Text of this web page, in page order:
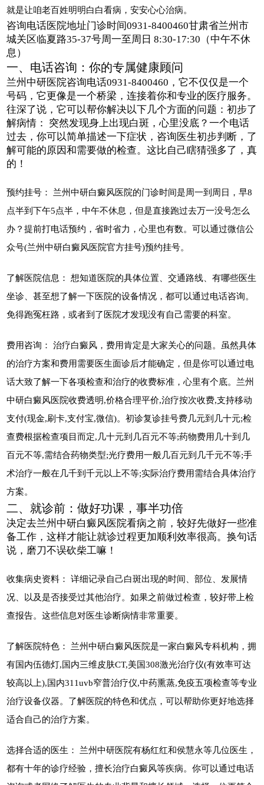
就是让咱老百姓明明白白看病，安安心心治病。
咨询电话医院地址门诊时间0931-8400460甘肃省兰州市
城关区临夏路35-37号周一至周日 8:30-17:30（中午不休
息）
一、电话咨询：你的专属健康顾问
兰州中研医院咨询电话0931-8400460，它不仅仅是一个
号码，它更像是一个桥梁，连接着你和专业的医疗服务。
往深了说，它可以帮你解决以下几个方面的问题：初步了
解病情： 突然发现身上出现白斑，心里没底？一个电话
过去，你可以简单描述一下症状，咨询医生初步判断，了
解可能的原因和需要做的检查。这比自己瞎猜强多了，真
的！
预约挂号： 兰州中研白癜风医院的门诊时间是周一到周日，早8
点半到下午5点半，中午不休息，但是直接跑过去万一没号怎么
办？提前打电话预约，省时省力，心里也有数。可以通过微信公
众号(兰州中研白癜风医院官方挂号)预约挂号。
了解医院信息： 想知道医院的具体位置、交通路线、有哪些医生
坐诊、甚至想了解一下医院的设备情况，都可以通过电话咨询。
免得跑冤枉路，或者到了医院才发现没有自己需要的科室。
费用咨询： 治疗白癜风，费用肯定是大家关心的问题。虽然具体
的治疗方案和费用需要医生面诊后才能确定，但是你可以通过电
话大致了解一下各项检查和治疗的收费标准，心里有个底。兰州
中研白癜风医院收费透明,价格合理平价,治疗按次收费,支持移动
支付(现金,刷卡,支付宝,微信)。初诊复诊挂号费几元到几十元;检
查费根据检查项目而定,几十元到几百元不等;药物费用几十到几
百元不等,需结合药物类型;光疗费用一般几百元到几千元不等;手
术治疗一般在几千到千元以上不等;实际治疗费用需结合具体治疗
方案。
二、就诊前：做好功课，事半功倍
决定去兰州中研白癜风医院看病之前，较好先做好一些准
备工作，这样才能让就诊过程更加顺利效率很高。换句话
说，磨刀不误砍柴工嘛！
收集病史资料： 详细记录自己白斑出现的时间、部位、发展情
况、以及是否接受过其他治疗。如果之前做过检查，较好带上检
查报告。这些信息对医生诊断病情非常重要。
了解医院特色： 兰州中研白癜风医院是一家白癜风专科机构，拥
有国内伍德灯,国内三维皮肤CT,美国308激光治疗仪(有效率可达
较高以上),国内311uvb窄普治疗仪,中药熏蒸,免疫五项检查等专业
治疗设备仪器。了解医院的特色和优点，可以帮助你更好地选择
适合自己的治疗方案。
选择合适的医生： 兰州中研医院有杨红红和侯慧永等几位医生，
都有十年的诊疗经验，擅长治疗白癜风等疾病。你可以通过电话